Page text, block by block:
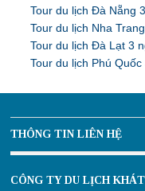
Tour du lịch Đà Nẵng
Tour du lịch Nha
Tour du lịch Đà Lạt 3
Tour du lịch Phú
THÔNG TIN LIÊN HỆ
CÔNG TY DU LỊCH